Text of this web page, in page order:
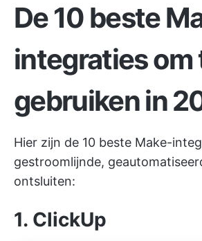
De 10 beste
integraties om
gebruiken in
Hier zijn de 10 beste Make-
gestroomlijnde,
ontsluiten:
1. ClickUp